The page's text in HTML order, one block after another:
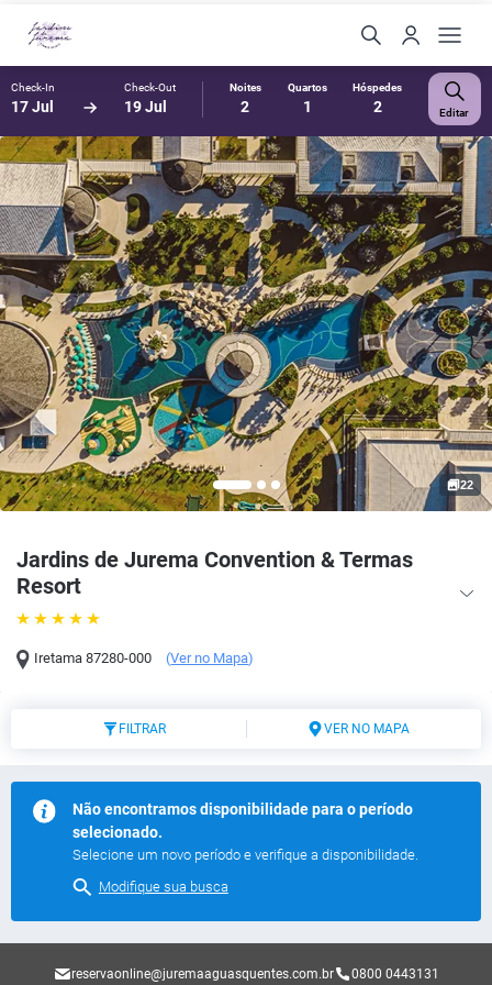
Check-In
17 Jul
Check-Out
19 Jul
Noites
2
Quartos
1
Hóspedes
2 Editar
Jardins de Jurema Convention & Termas
Resort
Iretama 87280-000 (Ver no Mapa)
22
FILTRAR VER NO MAPA
Não encontramos disponibilidade para o período
selecionado.
Selecione um novo período e verifique a disponibilidade.
Modifique sua busca
reservaonline@juremaaguasquentes.com.br 0800 0443131